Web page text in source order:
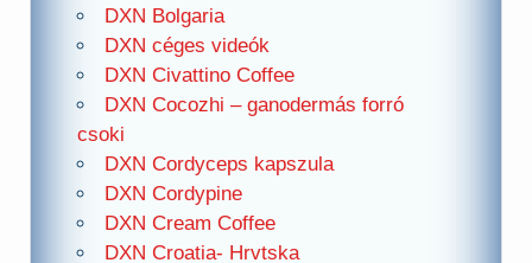
DXN Bolgaria
DXN céges videók
DXN Civattino Coffee
DXN Cocozhi – ganodermás forró
csoki
DXN Cordyceps kapszula
DXN Cordypine
DXN Cream Coffee
DXN Croatia- Hrvtska